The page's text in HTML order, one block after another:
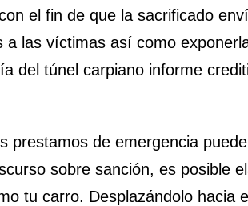
el fin de que la sacrificado
las víctimas así­ como
del túnel carpiano informe
prestamos de emergencia
sobre sanción, es posible
tu carro. Desplazándolo hacia